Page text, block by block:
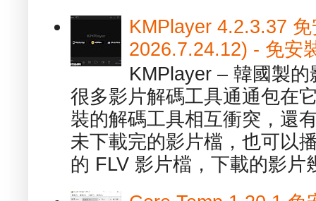
KMPlayer 4.2.3.37
2026.7.24.12) - 免安
KMPlayer – 韓國製
很多影片解碼工具通通包在
裝的解碼工具相互衝突，還
未下載完的影片檔，也可以
的 FLV 影片檔，下載的影片